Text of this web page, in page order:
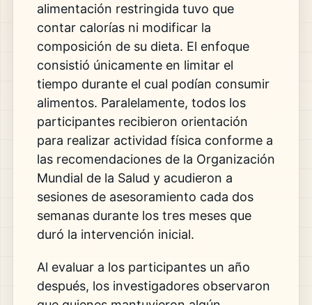
alimentación restringida tuvo que
contar calorías ni modificar la
composición de su dieta. El enfoque
consistió únicamente en limitar el
tiempo durante el cual podían consumir
alimentos. Paralelamente, todos los
participantes recibieron orientación
para realizar actividad física conforme a
las recomendaciones de la Organización
Mundial de la Salud y acudieron a
sesiones de asesoramiento cada dos
semanas durante los tres meses que
duró la intervención inicial.
Al evaluar a los participantes un año
después, los investigadores observaron